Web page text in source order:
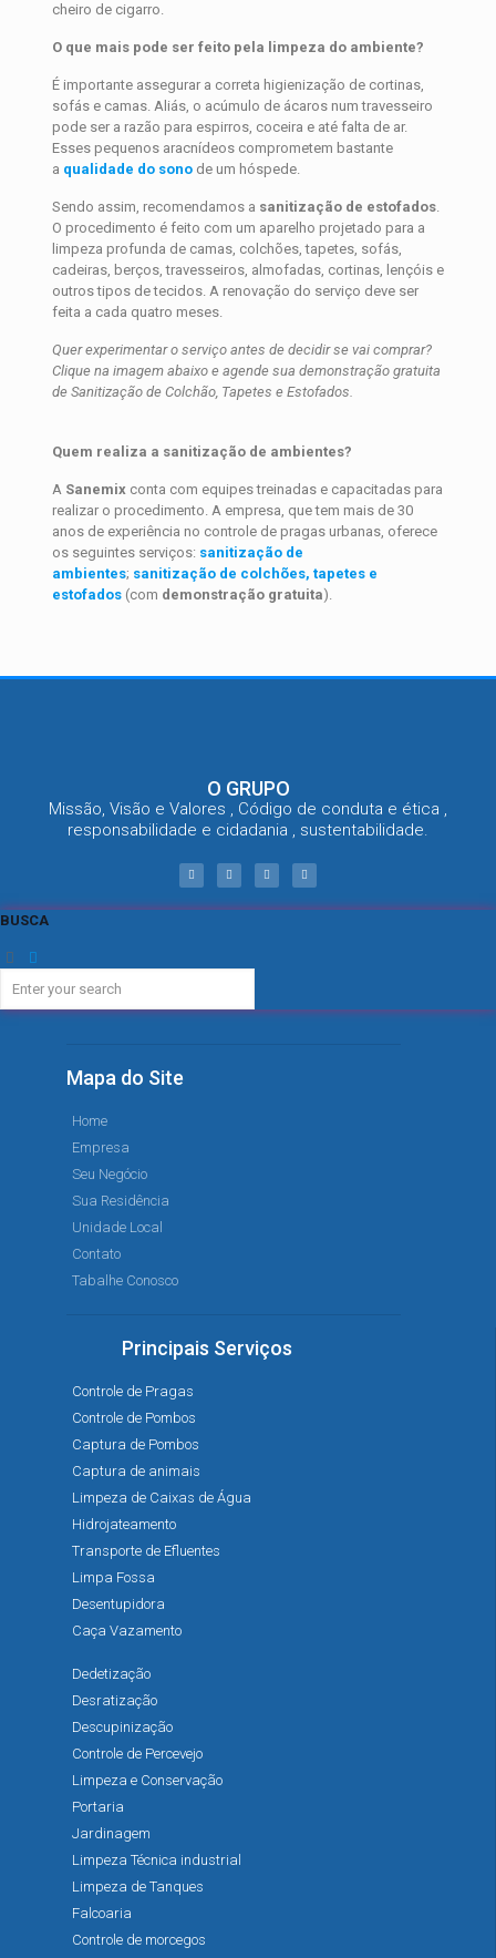
cheiro de cigarro.
O que mais pode ser feito pela limpeza do ambiente?
É importante assegurar a correta higienização de cortinas,
sofás e camas. Aliás, o acúmulo de ácaros num travesseiro
pode ser a razão para espirros, coceira e até falta de ar.
Esses pequenos aracnídeos comprometem bastante
a qualidade do sonode um hóspede.
Sendo assim, recomendamos a sanitização de estofados.
O procedimento é feito com um aparelho projetado para a
limpeza profunda de camas, colchões, tapetes, sofás,
cadeiras, berços, travesseiros, almofadas, cortinas, lençóis e
outros tipos de tecidos. A renovação do serviço deve ser
feita a cada quatro meses.
Quer experimentar o serviço antes de decidir se vai comprar?
Clique na imagem abaixo e agende sua demonstração gratuita
de Sanitização de Colchão, Tapetes e Estofados.
Quem realiza a sanitização de ambientes?
A Sanemixconta com equipes treinadas e capacitadas para
realizar o procedimento. A empresa, que tem mais de 30
anos de experiência no controle de pragas urbanas, oferece
os seguintes serviços: sanitização de
ambientes; sanitização de colchões, tapetes e
estofados(com demonstração gratuita).
O GRUPO
Missão, Visão e Valores , Código de conduta e ética ,
responsabilidade e cidadania , sustentabilidade.
BUSCA
Mapa do Site
Home
Empresa
Seu Negócio
Sua Residência
Unidade Local
Contato
Tabalhe Conosco
Principais Serviços
Controle de Pragas
Controle de Pombos
Captura de Pombos
Captura de animais
Limpeza de Caixas de Água
Hidrojateamento
Transporte de Efluentes
Limpa Fossa
Desentupidora
Caça Vazamento
Dedetização
Desratização
Descupinização
Controle de Percevejo
Limpeza e Conservação
Portaria
Jardinagem
Limpeza Técnica industrial
Limpeza de Tanques
Falcoaria
Controle de morcegos